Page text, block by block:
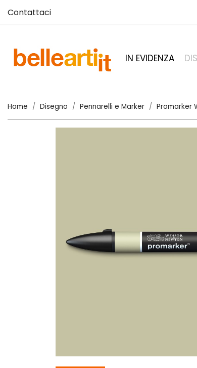
Contattaci
IN EVIDENZA
Home Disegno Pennarelli e Marker Promarker